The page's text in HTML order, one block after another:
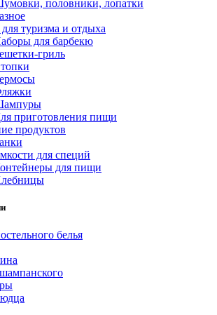
половники, лопатки
туризма и отдыха
для барбекю
гриль
приготовления пищи
продуктов
для специй
для пищи
белья